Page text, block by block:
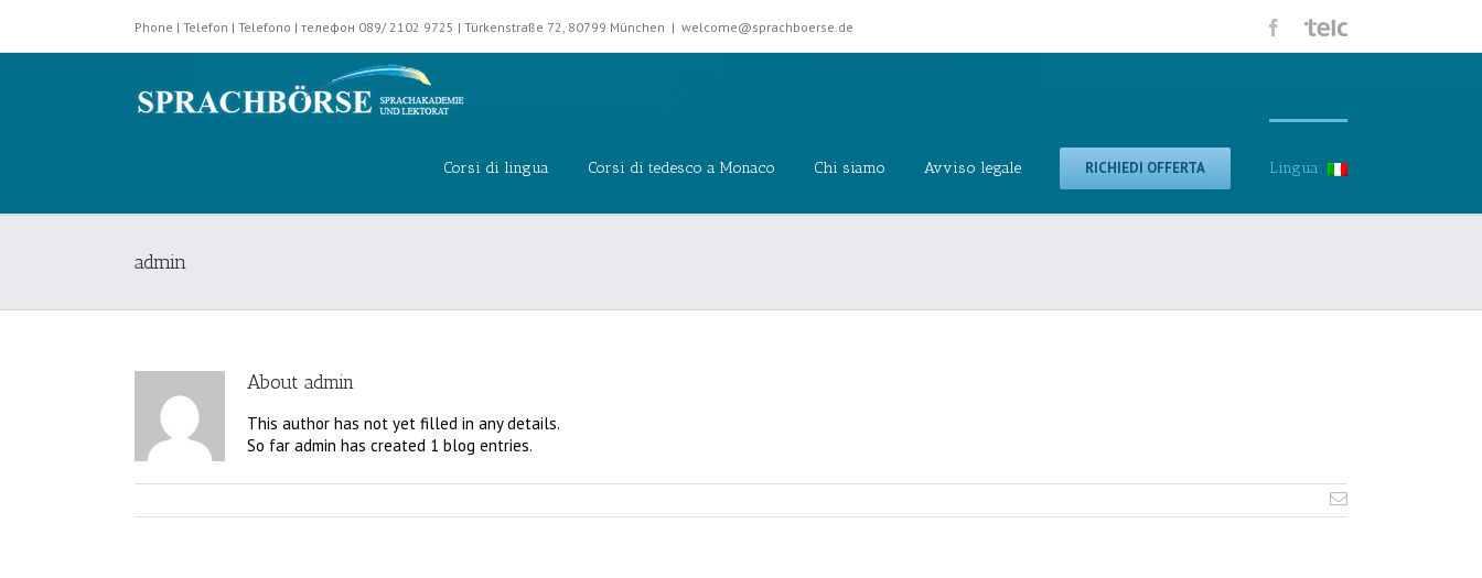
Phone | Telefon | Telefono | телефон 089/ 2102 9725 | Türkenstraße 72, 80799 München | welcome@sprachboerse.de
Corsi di lingua Corsi di tedesco a Monaco Chi siamo Avviso legale RICHIEDI OFFERTA Lingua:
admin
About admin
This author has not yet filled in any details.
So far admin has created 1 blog entries.